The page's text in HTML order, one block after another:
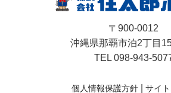
〒900-0012
沖縄県那覇市泊2丁目
TEL 098-943-
個人情報保護方針 サイ